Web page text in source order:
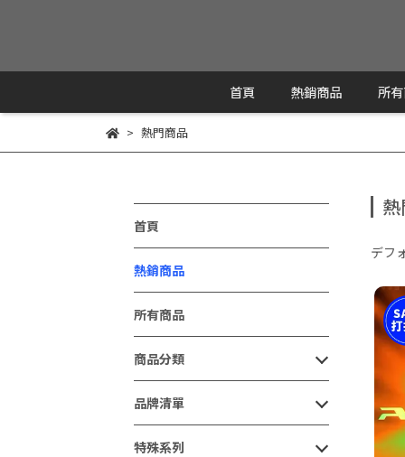
首頁 熱銷商品 所
熱門商品
首頁
熱銷商品
所有商品
商品分類
品牌清單
特殊系列
デフ